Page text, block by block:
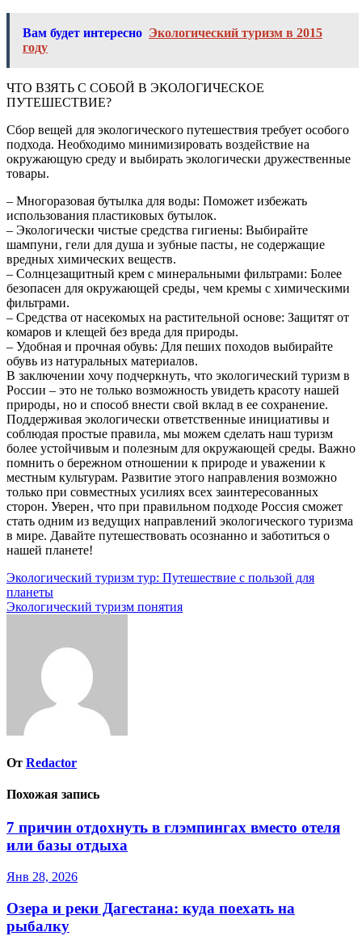
Вам будет интересно Экологический туризм в 2015
году
ЧТО ВЗЯТЬ С СОБОЙ В ЭКОЛОГИЧЕСКОЕ
ПУТЕШЕСТВИЕ?
Сбор вещей для экологического путешествия требует особого
подхода. Необходимо минимизировать воздействие на
окружающую среду и выбирать экологически дружественные
товары.
– Многоразовая бутылка для воды: Поможет избежать
использования пластиковых бутылок.
– Экологически чистые средства гигиены: Выбирайте
шампуни‚ гели для душа и зубные пасты‚ не содержащие
вредных химических веществ.
– Солнцезащитный крем с минеральными фильтрами: Более
безопасен для окружающей среды‚ чем кремы с химическими
фильтрами.
– Средства от насекомых на растительной основе: Защитят от
комаров и клещей без вреда для природы.
– Удобная и прочная обувь: Для пеших походов выбирайте
обувь из натуральных материалов.
В заключении хочу подчеркнуть‚ что экологический туризм в
России – это не только возможность увидеть красоту нашей
природы‚ но и способ внести свой вклад в ее сохранение.
Поддерживая экологически ответственные инициативы и
соблюдая простые правила‚ мы можем сделать наш туризм
более устойчивым и полезным для окружающей среды. Важно
помнить о бережном отношении к природе и уважении к
местным культурам. Развитие этого направления возможно
только при совместных усилиях всех заинтересованных
сторон. Уверен‚ что при правильном подходе Россия сможет
стать одним из ведущих направлений экологического туризма
в мире. Давайте путешествовать осознанно и заботиться о
нашей планете!
Навигация
по
Экологический туризм тур: Путешествие с пользой для
планеты
Экологический туризм понятия
От Redactor
Похожая запись
7 причин отдохнуть в глэмпингах вместо отеля
или базы отдыха
Янв 28, 2026
Озера и реки Дагестана: куда поехать на
рыбалку